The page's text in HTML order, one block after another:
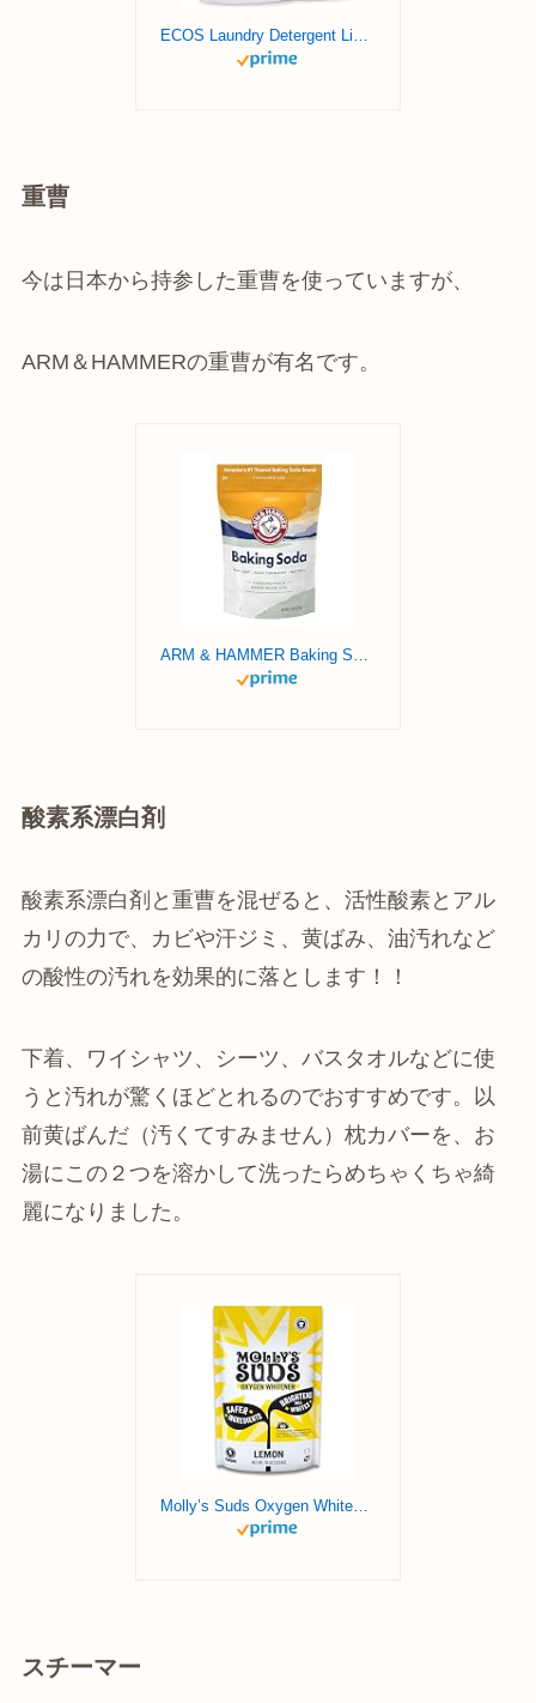
ECOS Laundry Detergent Liquid, 200 Loads – Dermatologist Tested Laundry Soap – Hypoallergenic, EPA Safer Choice Certified, Plant-Powered – Magnolia Lily, 100 Fl Oz (Pack of 2)
重曹
今は日本から持参した重曹を使っていますが、
ARM＆HAMMERの重曹が有名です。
ARM & HAMMER Baking Soda Made in USA, Ideal for Baking, Pure & Natural, 2.7lb Bag
酸素系漂白剤
酸素系漂白剤と重曹を混ぜると、活性酸素とアル
カリの力で、カビや汗ジミ、黄ばみ、油汚れなど
の酸性の汚れを効果的に落とします！！
下着、ワイシャツ、シーツ、バスタオルなどに使
うと汚れが驚くほどとれるのでおすすめです。以
前黄ばんだ（汚くてすみません）枕カバーを、お
湯にこの２つを溶かして洗ったらめちゃくちゃ綺
麗になりました。
スチーマー